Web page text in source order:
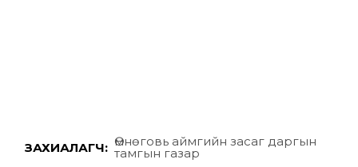
ЗАХИАЛАГЧ: Өмнөговь аймгийн засаг даргын
тамгын газар